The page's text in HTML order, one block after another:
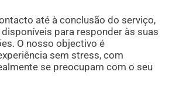
até à conclusão do serviço,
para responder às suas
O nosso objectivo é
sem stress, com
se preocupam com o seu